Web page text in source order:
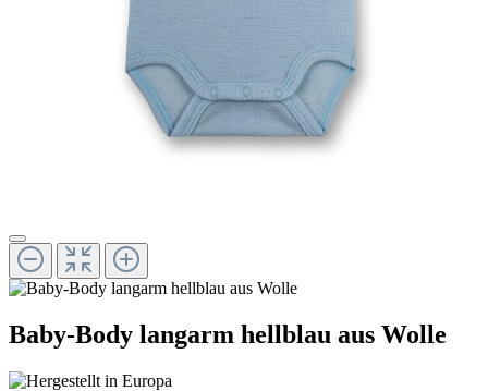
Baby-Body langarm hellblau aus Wolle